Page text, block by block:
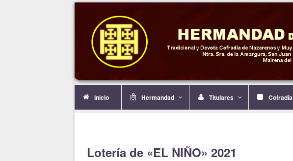
Inicio Hermandad Titulares Cofradía
Lotería de «EL NIÑO» 2021